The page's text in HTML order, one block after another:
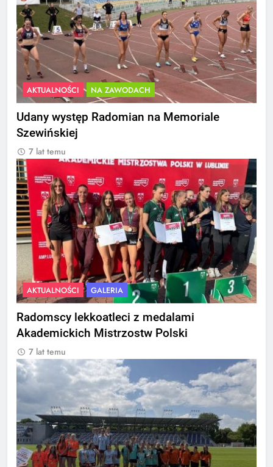
AKTUALNOŚCI NA ZAWODACH
Udany występ Radomian na Memoriale
Szewińskiej
7 lat temu
AKTUALNOŚCI GALERIA
Radomscy lekkoatleci z medalami
Akademickich Mistrzostw Polski
7 lat temu